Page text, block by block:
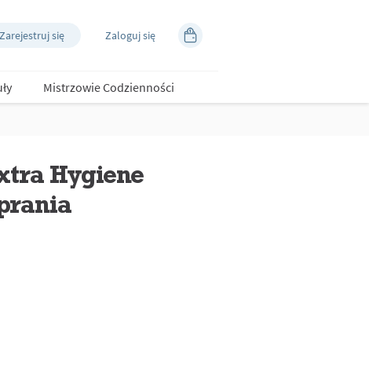
Zarejestruj się Zaloguj się
Mistrzowie Codzienności
Hygiene